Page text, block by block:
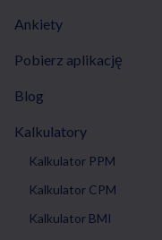
Ankiety
Pobierz aplikację
Blog
Kalkulatory
Kalkulator PPM
Kalkulator CPM
Kalkulator BMI